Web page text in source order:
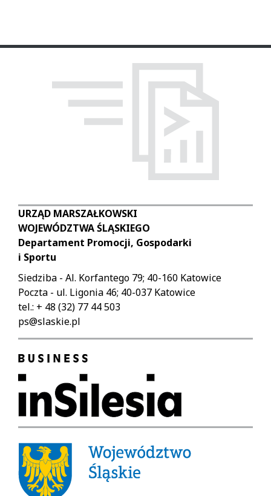
URZĄD MARSZAŁKOWSKI
WOJEWÓDZTWA ŚLĄSKIEGO
Departament Promocji, Gospodarki
i Sportu
Siedziba - Al. Korfantego 79; 40-160 Katowice
Poczta - ul. Ligonia 46; 40-037 Katowice
tel.: + 48 (32) 77 44 503
ps@slaskie.pl